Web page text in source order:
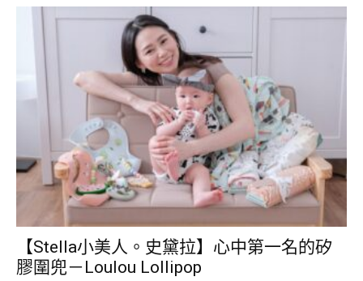
【Stella小美人。史黛拉】心中第一名的矽
膠圍兜－Loulou Lollipop